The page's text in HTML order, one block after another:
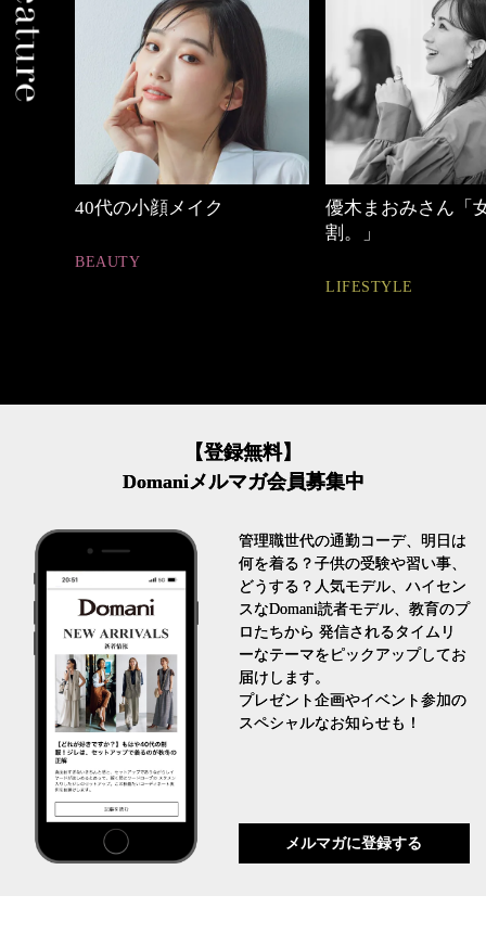
40代の小顔メイク
BEAUTY
優木まおみさん「
割。」
LIFESTYLE
【登録無料】
Domaniメルマガ会員募集中
管理職世代の通勤コーデ、明日は
何を着る？子供の受験や習い事、
どうする？人気モデル、ハイセン
スなDomani読者モデル、教育のプ
ロたちから 発信されるタイムリ
ーなテーマをピックアップしてお
届けします。
プレゼント企画やイベント参加の
スペシャルなお知らせも！
メルマガに登録する